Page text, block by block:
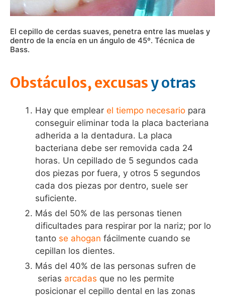
El cepillo de cerdas suaves, penetra entre las muelas y
dentro de la encía en un ángulo de 45º. Técnica de
Bass.
Obstáculos, excusasy otras
Hay que emplear el tiempo necesario para
conseguir eliminar toda la placa bacteriana
adherida a la dentadura. La placa
bacteriana debe ser removida cada 24
horas. Un cepillado de 5 segundos cada
dos piezas por fuera, y otros 5 segundos
cada dos piezas por dentro, suele ser
suficiente.
Más del 50% de las personas tienen
dificultades para respirar por la nariz; por lo
tanto se ahogan fácilmente cuando se
cepillan los dientes.
Más del 40% de las personas sufren de
serias arcadas que no les permite
posicionar el cepillo dental en las zonas